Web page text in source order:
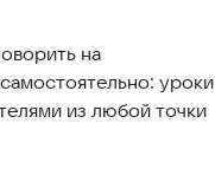
на
уроки
из любой точки